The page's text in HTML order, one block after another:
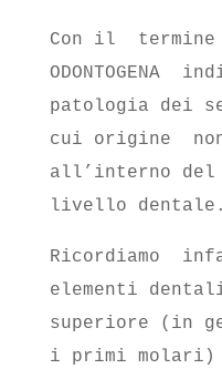
Con il termine
ODONTOGENA
patologia dei
cui origine
all’interno del
livello dentale.
Ricordiamo
elementi
superiore (in
i primi molari)